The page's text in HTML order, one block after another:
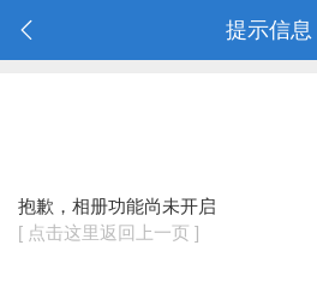
提示信息
抱歉，相册功能尚未开启
[ 点击这里返回上一页 ]